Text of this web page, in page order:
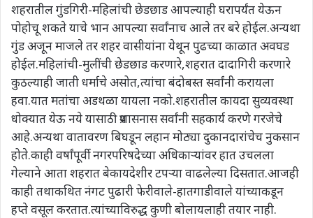
शहरातील गुंडगिरी-महिलांची छेडछाड आपल्याही घरापर्यंत येऊन
पोहोचू शकते याचे भान आपल्या सर्वांनाच आले तर बरे होईल.अन्यथा
गुंड अजून माजले तर शहर वासीयांना येथून पुढच्या काळात अवघड
होईल.महिलांची-मुलींची छेडछाड करणारे,शहरात दादागिरी करणारे
कुठल्याही जाती धर्माचे असोत,त्यांचा बंदोबस्त सर्वांनी करायला
हवा.यात मतांचा अडथळा यायला नको.शहरातील कायदा सुव्यवस्था
धोक्यात येऊ नये यासाठी प्रशासनास सर्वांनी सहकार्य करणे गरजेचे
आहे.अन्यथा वातावरण बिघडून लहान मोठ्या दुकानदारांचेच नुकसान
होते.काही वर्षांपूर्वी नगरपरिषदेच्या अधिकाऱ्यांवर हात उचलला
गेल्याने आता शहरात बेकायदेशीर टपऱ्या वाढलेल्या दिसतात.आजही
काही तथाकथित नंगट पुढारी फेरीवाले-हातगाडीवाले यांच्याकडून
हप्ते वसूल करतात.त्यांच्याविरुद्ध कुणी बोलायलाही तयार नाही.